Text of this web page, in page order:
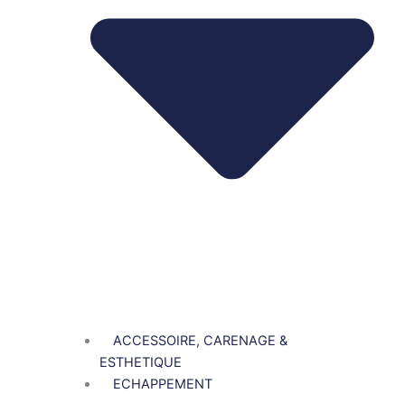
ACCESSOIRE, CARENAGE &
ESTHETIQUE
ECHAPPEMENT